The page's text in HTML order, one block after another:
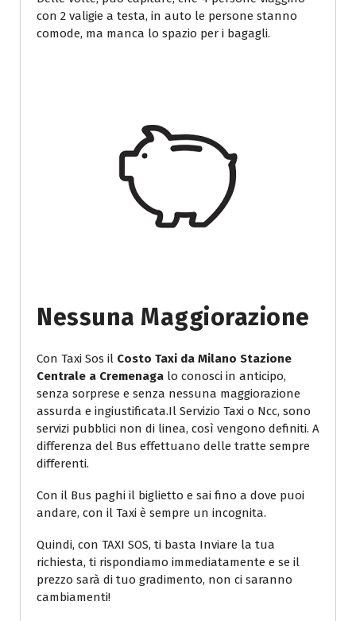
con 2 valigie a testa, in auto le persone stanno
comode, ma manca lo spazio per i bagagli.
Nessuna Maggiorazione
Con Taxi Sos il Costo Taxi da Milano Stazione
Centrale a Cremenaga lo conosci in anticipo,
senza sorprese e senza nessuna maggiorazione
assurda e ingiustificata.Il Servizio Taxi o Ncc, sono
servizi pubblici non di linea, così vengono definiti. A
differenza del Bus effettuano delle tratte sempre
differenti.
Con il Bus paghi il biglietto e sai fino a dove puoi
andare, con il Taxi è sempre un incognita.
Quindi, con TAXI SOS, ti basta Inviare la tua
richiesta, ti rispondiamo immediatamente e se il
prezzo sarà di tuo gradimento, non ci saranno
cambiamenti!